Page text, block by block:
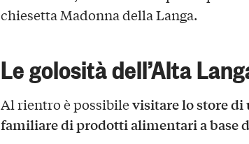
chiesetta Madonna della Langa.
Le golosità dell’Alta
Al rientro è possibilevisitare lo store di
familiare di prodotti alimentari a base